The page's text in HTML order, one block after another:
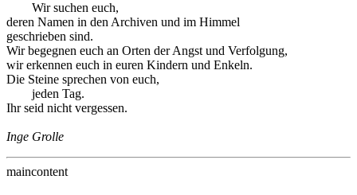
Wir suchen euch,
deren Namen in den Archiven und im Himmel
geschrieben sind.
Wir begegnen euch an Orten der Angst und Verfolgung,
wir erkennen euch in euren Kindern und Enkeln.
Die Steine sprechen von euch,
jeden Tag.
Ihr seid nicht vergessen.
Inge Grolle
maincontent